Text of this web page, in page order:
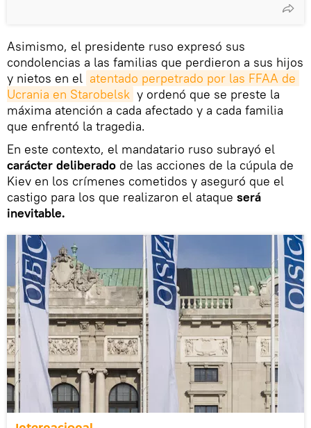
Asimismo, el presidente ruso expresó sus
condolencias a las familias que perdieron a sus hijos
y nietos en el atentado perpetrado por las FFAA de
Ucrania en Starobelsk y ordenó que se preste la
máxima atención a cada afectado y a cada familia
que enfrentó la tragedia.
En este contexto, el mandatario ruso subrayó el
carácter deliberado de las acciones de la cúpula de
Kiev en los crímenes cometidos y aseguró que el
castigo para los que realizaron el ataque será
inevitable.